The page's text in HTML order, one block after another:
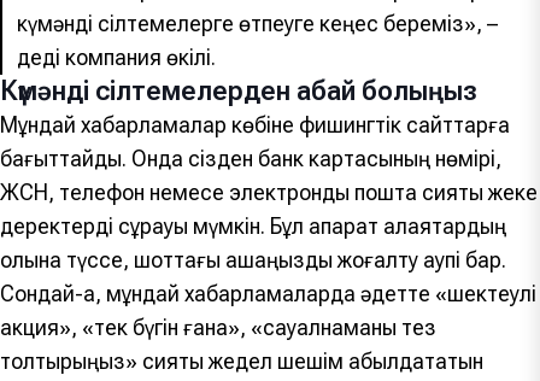
күмәнді сілтемелерге өтпеуге кеңес береміз», –
деді компания өкілі.
Күмәнді сілтемелерден абай болыңыз
Мұндай хабарламалар көбіне фишингтік сайттарға
бағыттайды. Онда сізден банк картасының нөмірі,
ЖСН, телефон немесе электронды пошта сияқты жеке
деректерді сұрауы мүмкін. Бұл ақпарат алаяқтардың
қолына түссе, шоттағы ақшаңызды жоғалту қаупі бар.
Сондай-ақ, мұндай хабарламаларда әдетте «шектеулі
акция», «тек бүгін ғана», «сауалнаманы тез
толтырыңыз» сияқты жедел шешім қабылдататын